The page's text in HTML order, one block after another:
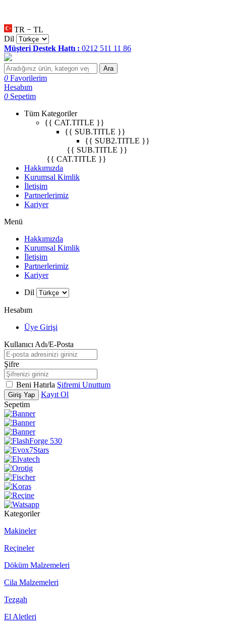
TR − TL
Dil
Müşteri Destek Hattı : 0212 511 11 86
Ara
0 Favorilerim
Hesabım
0 Sepetim
Tüm Kategoriler
{{ CAT.TITLE }}
{{ SUB.TITLE }}
{{ SUB2.TITLE }}
{{ SUB.TITLE }}
{{ CAT.TITLE }}
Hakkımızda
Kurumsal Kimlik
İletişim
Partnerlerimiz
Kariyer
Menü
Hakkımızda
Kurumsal Kimlik
İletişim
Partnerlerimiz
Kariyer
Dil
Hesabım
Üye Girişi
Kullanıcı Adı/E-Posta
Şifre
Beni Hatırla Şifremi Unuttum
Giriş Yap
Kayıt Ol
Sepetim
Kategoriler
Makineler
Reçineler
Döküm Malzemeleri
Cila Malzemeleri
Tezgah
El Aletleri